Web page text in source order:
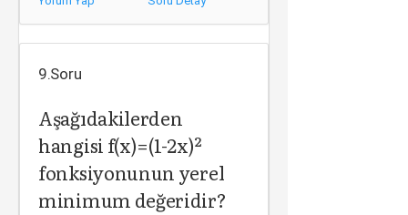
9.Soru
Aşağıdakilerden
hangisi f(x)=(1-2x)²
fonksiyonunun yerel
minimum değeridir?